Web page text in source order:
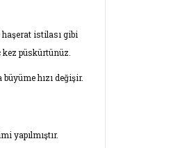
istilası gibi
püskürtünüz.
hızı değişir.
yapılmıştır.